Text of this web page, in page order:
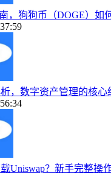
，狗狗币（DOGE）如
，数字资产管理的核心
Uniswap？新手完整操